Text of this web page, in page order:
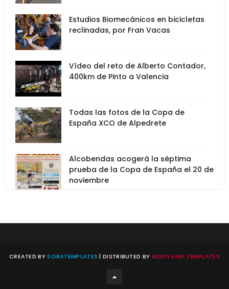
Estudios Biomecánicos en bicicletas
reclinadas, por Fran Vacas
Vídeo del reto de Alberto Contador,
400km de Pinto a Valencia
Todas las fotos de la Copa de
España XCO de Alpedrete
Alcobendas acogerá la séptima
prueba de la Copa de España el 20 de
noviembre
CREATED BYSORATEMPLATES | DISTRIBUTED BY GOOYAABI TEMPLATES